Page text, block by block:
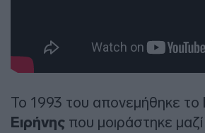
Το 1993 του απονεμήθηκε το
Ειρήνης που μοιράστηκε